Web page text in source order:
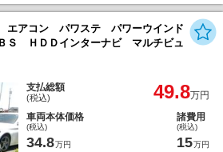
アコン パワステ パワーウインド
ＨＤＤインターナビ マルチビュ
支払総額
(税込) 49.8万円
車両本体価格
(税込)
34.8万円
諸費用
(税込)
15万円